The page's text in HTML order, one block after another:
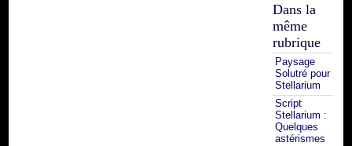
Dans la
même
rubrique
Paysage
Solutré pour
Stellarium
Script
Stellarium :
Quelques
astérismes